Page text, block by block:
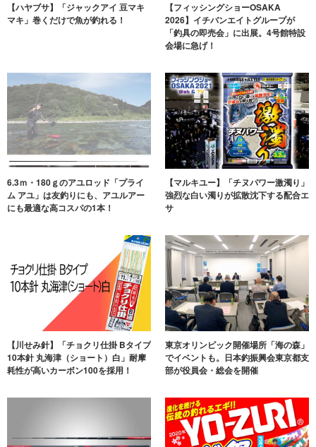
【ハヤブサ】「ジャックアイ 豆マキ
マキ」巻くだけで魚が釣れる！
【フィッシングショーOSAKA
2026】イチバンエイトグループが
「釣具の即売会」に出展。4号館特設
会場に急げ！
6.3ｍ・180ｇのアユロッド「プライ
ム アユ」は友釣りにも、アユルアー
にも最適な高コスパの1本！
【マルキユー】「チヌパワー激濁り」
強烈な白い濁りが拡散沈下する配合エ
サ
【川せみ針】「チョクリ仕掛 Bタイプ
10本針 丸海津（ショート）白」耐摩
耗性が高いカーボン100を採用！
東京オリンピック開催場所「海の森」
でイベントも。日本釣振興会東京都支
部が役員会・総会を開催